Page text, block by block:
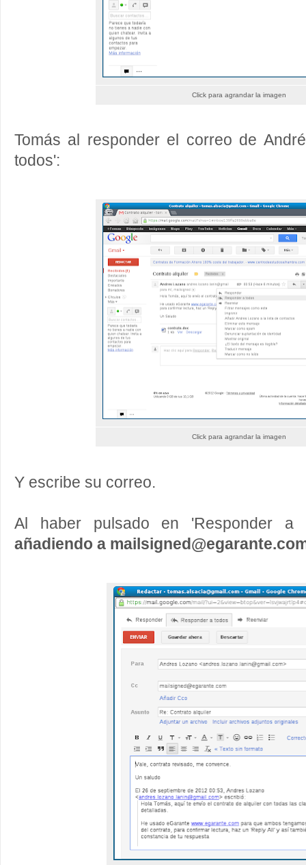
Click para agrandar la imagen
Tomás al responder el correo de
todos':
Click para agrandar la imagen
Y escribe su correo.
Al haber pulsado en 'Responder
añadiendo a